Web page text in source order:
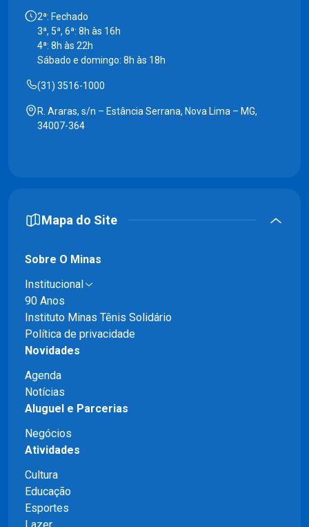
2ª: Fechado
3ª, 5ª, 6ª: 8h às 16h
4ª: 8h às 22h
Sábado e domingo: 8h às 18h
(31) 3516-1000
R. Araras, s/n – Estância Serrana, Nova Lima – MG,
34007-364
Mapa do Site
Sobre O Minas
Institucional
90 Anos
Instituto Minas Tênis Solidário
Política de privacidade
Novidades
Agenda
Notícias
Aluguel e Parcerias
Negócios
Atividades
Cultura
Educação
Esportes